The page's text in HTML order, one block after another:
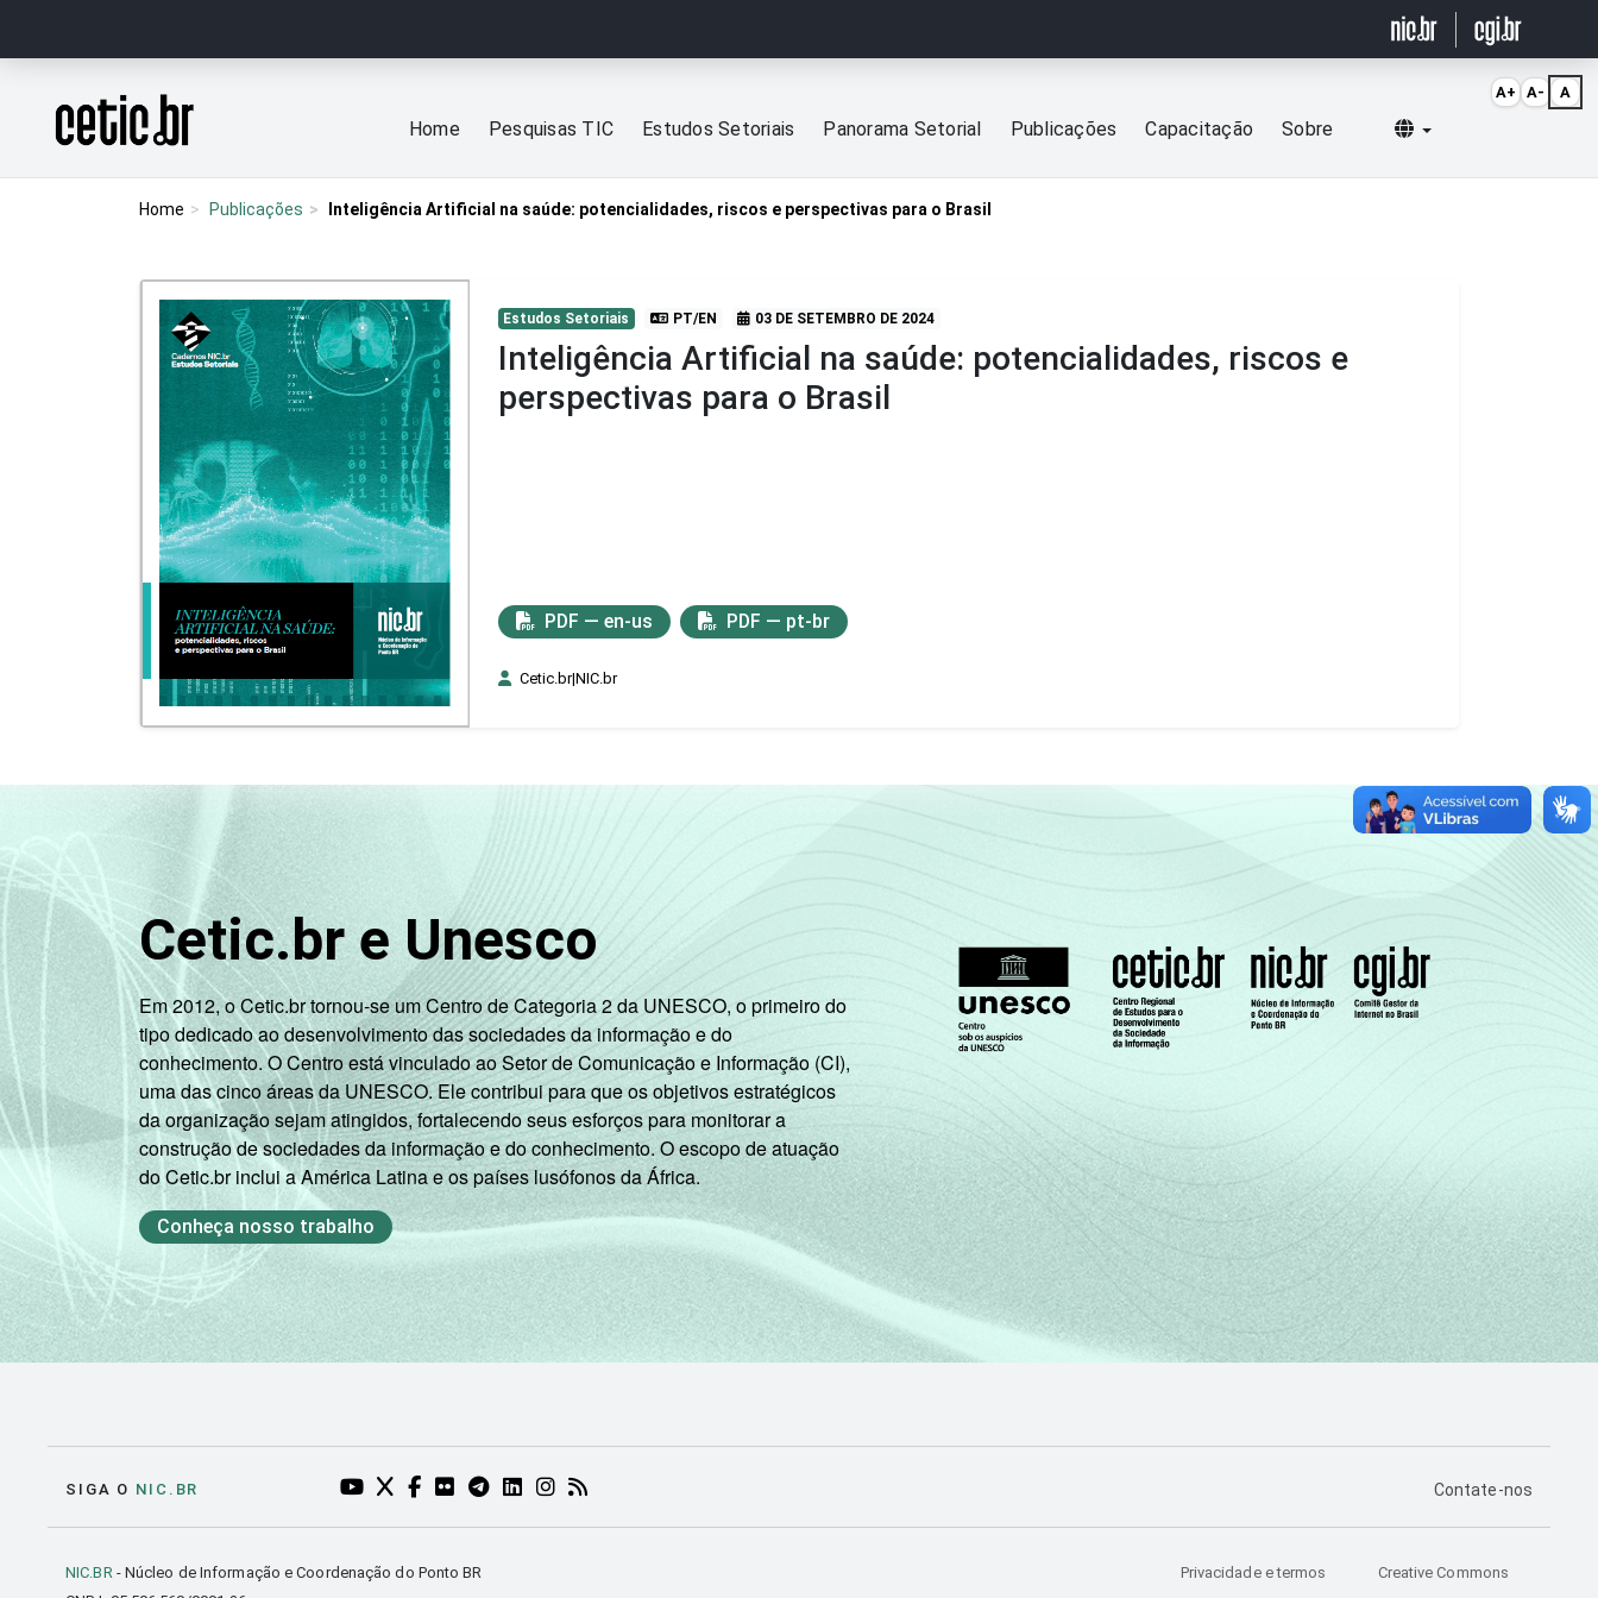
Página inicial
Home Pesquisas TIC Estudos Setoriais Panorama Setorial Publicações Capacitação Sobre Selecionar idioma
Home Publicações Inteligência Artificial na saúde: potencialidades, riscos e perspectivas para o Brasil
Estudos Setoriais PT/EN 03 DE SETEMBRO DE 2024
Inteligência Artificial na saúde: potencialidades, riscos e
perspectivas para o Brasil
PDF — en-us PDF — pt-br
Cetic.br|NIC.br
Cetic.br e Unesco
Em 2012, o Cetic.br tornou-se um Centro de Categoria 2 da UNESCO, o primeiro do
tipo dedicado ao desenvolvimento das sociedades da informação e do
conhecimento. O Centro está vinculado ao Setor de Comunicação e Informação (CI),
uma das cinco áreas da UNESCO. Ele contribui para que os objetivos estratégicos
da organização sejam atingidos, fortalecendo seus esforços para monitorar a
construção de sociedades da informação e do conhecimento. O escopo de atuação
do Cetic.br inclui a América Latina e os países lusófonos da África.
Conheça nosso trabalho
SIGA O NIC.BR YOUTUBE DO NIC.BR (ABRE EM NOVA ABA)
TWITTER DO NIC.BR (ABRE EM NOVA ABA)
FACEBOOK DO NIC.BR (ABRE EM NOVA ABA)
FLICKR DO NIC.BR (ABRE EM NOVA ABA)
TELEGRAM DO NIC.BR (ABRE EM NOVA ABA)
LINKEDIN DO NIC.BR (ABRE EM NOVA ABA)
INSTAGRAM DO NIC.BR (ABRE EM NOVA ABA)
RSS DO NIC.BR (ABRE EM NOVA ABA) PÁGINA DE
Contate-nos
NIC.BR - Núcleo de Informação e Coordenação do Ponto BR
Privacidade e termos Creative Commons
A+ A- A